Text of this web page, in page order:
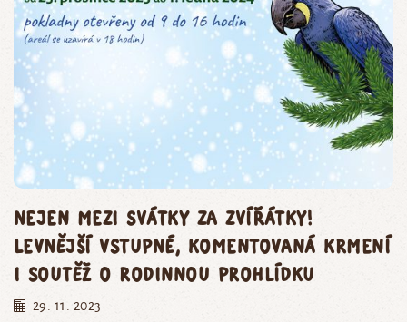
Nejen mezi svátky za zvířátky!
Levnější vstupné, komentovaná krmení
i soutěž o rodinnou prohlídku
29. 11. 2023